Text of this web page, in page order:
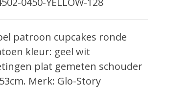
patroon cupcakes ronde
kleur: geel wit
plat gemeten schouder
Merk: Glo-Story